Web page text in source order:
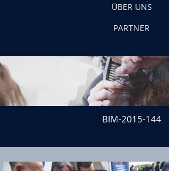
ÜBER UNS
PARTNER
BIM-2015-144